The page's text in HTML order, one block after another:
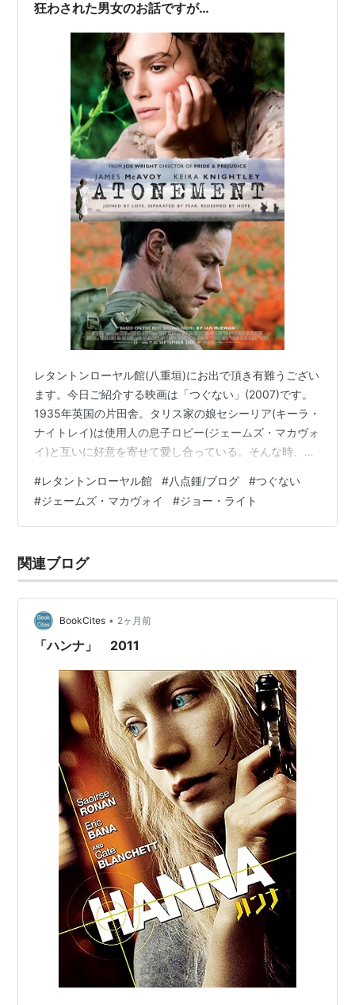
主な作品
ウィンストン・チャーチル／ヒトラーから世界を救
（2017）
ブラック・ミラー（シーズン3）（2016）＜TV＞ 監
PAN ネバーランド、夢のはじまり（2015） 監督
ハミングバード（2013） 製作総指揮
アンナ・カレーニナ（2012） 監督
ハンナ（2011） 監督
路上のソリスト（2009） 監督
つぐない（2007） 監督
プライドと偏見（2005） 監督
狂わされた男女のお話ですが…
レタントンローヤル館(八重垣)にお出で頂き有難うござい
ます。今日ご紹介する映画は「つぐない」(2007)です。
1935年英国の片田舎。タリス家の娘セシーリア(キーラ・
ナイトレイ)は使用人の息子ロビー(ジェームズ・マカヴォ
イ)と互いに好意を寄せて愛し合っている。そんな時、い
家を夢見るセシーリアの妹ブライオニー(シアーシャ・ロ
ーナン)はロビーが犯人と証言した為、ロビーは刑務所へ
収監されてしまう。4年後、英国はドイツに宣戦布告を行
ンケルクに逃げ込むのだが… イアン・マキューアン著
『贖罪』を映画化した…
#レタントンローヤル館 #八点鍾/ブログ #つぐない
#ジェームズ・マカヴォイ #ジョー・ライト
関連ブログ
BookCites • 2ヶ月前
「ハンナ」 2011